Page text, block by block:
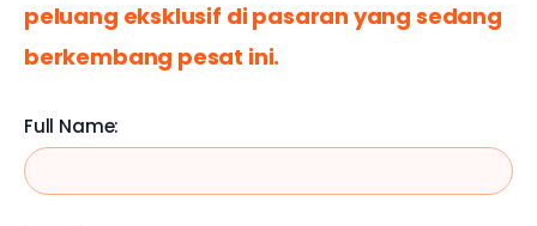
peluang eksklusif di pasaran yang sedang
berkembang pesat ini.
Full Name: